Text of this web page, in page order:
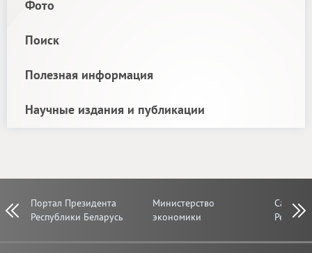
Фото
Поиск
Полезная информация
Научные издания и публикации
Prev Next
Портал Президента
Республики Беларусь
Министерство
экономики
Сайт